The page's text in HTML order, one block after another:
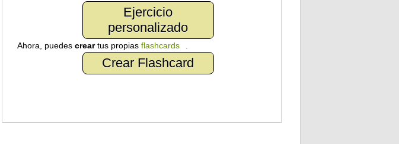
Ejercicio
personalizado
Ahora, puedes creartus propias flashcards
Crear Flashcard